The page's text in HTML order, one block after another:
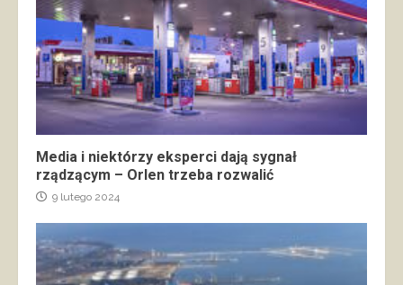
Media i niektórzy eksperci dają sygnał
rządzącym – Orlen trzeba rozwalić
9 lutego 2024